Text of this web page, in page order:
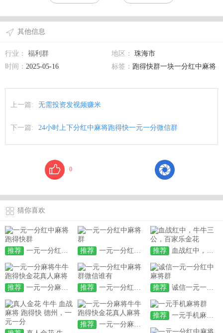
其他信息
行业： 福利群 地区：
珠海市
时间： 2025-05-16 标签： 跑得快群一块一分红中麻将
上一篇: 无需投资发视频赚米
下一篇: 24小时上下分红中麻将跑得快一元一分微信群
0
猜你喜欢
推荐 一元一分红中麻将跑得快群 推荐 一元一分红中麻将群 推荐 血战红中，牛牛三公，百家乐金花
推荐 一元一分麻将牛牛跑得快金花真人麻将 推荐 一元一分红中麻将群微信谁有 推荐 诚信一元一分红中麻将群
推荐 一元一分麻将牛牛跑得快金花真人麻将
推荐 一元手机麻将群